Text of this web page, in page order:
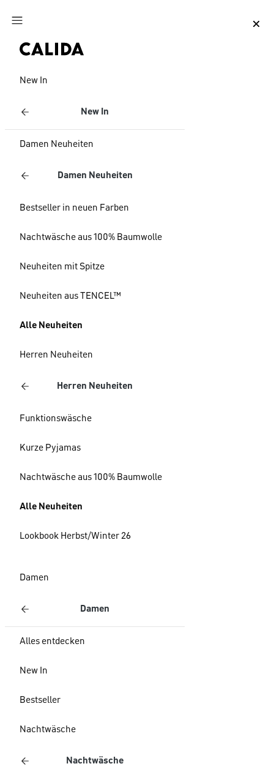
Zum Hauptinhalt springen
New In
New In
Damen Neuheiten
Damen Neuheiten
Bestseller in neuen Farben
Nachtwäsche aus 100% Baumwolle
Neuheiten mit Spitze
Neuheiten aus TENCEL™
Alle Neuheiten
Herren Neuheiten
Herren Neuheiten
Funktionswäsche
Kurze Pyjamas
Nachtwäsche aus 100% Baumwolle
Alle Neuheiten
Lookbook Herbst/Winter 26
Damen
Damen
Alles entdecken
New In
Bestseller
Nachtwäsche
Nachtwäsche